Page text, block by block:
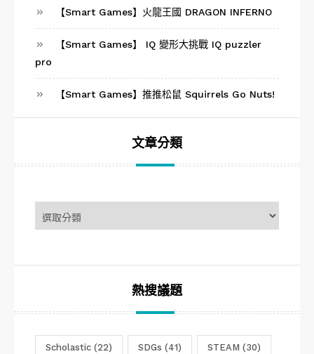
【Smart Games】火龍王國 DRAGON INFERNO
【Smart Games】 IQ 變形大挑戰 IQ puzzler
pro
【Smart Games】推推松鼠 Squirrels Go Nuts!
文章分類
章
分
熱搜議題
Scholastic (22) SDGs (41) STEAM (30)